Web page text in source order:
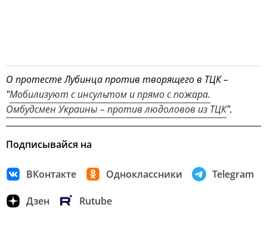
О протесте Лубинца против творящего в ТЦК –
"Мобилизуют с инсультом и прямо с пожара.
Омбудсмен Украины – против людоловов из ТЦК".
Подписывайся на
ВКонтакте Одноклассники Telegram
Дзен Rutube